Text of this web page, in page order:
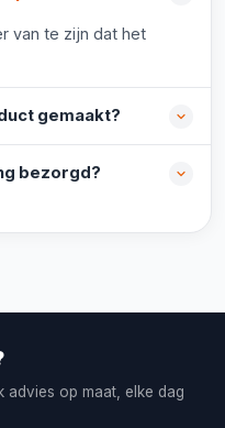
van te zijn dat het
gemaakt?
bezorgd?
advies op maat, elke dag